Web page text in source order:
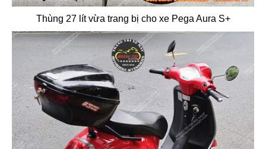
Thùng 27 lít vừa trang bị cho xe Pega Aura S+